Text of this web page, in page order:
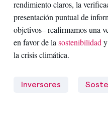
rendimiento claros, la
presentación puntual de
objetivos– reafirmamos una
en favor de lasostenibilidady
la crisis climática.
Inversores